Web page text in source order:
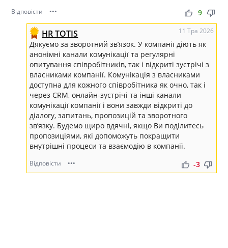
Відповісти ••• thumb_up thumb_down
9
HR TOTIS 11 Тра 2026
Дякуємо за зворотний зв’язок. У компанії діють як
анонімні канали комунікації та регулярні
опитування співробітників, так і відкриті зустрічі з
власниками компанії. Комунікація з власниками
доступна для кожного співробітника як очно, так і
через CRM, онлайн-зустрічі та інші канали
комунікації компанії і вони завжди відкриті до
діалогу, запитань, пропозицій та зворотного
зв’язку. Будемо щиро вдячні, якщо Ви поділитесь
пропозиціями, які допоможуть покращити
внутрішні процеси та взаємодію в компанії.
Відповісти ••• thumb_up thumb_down
-3